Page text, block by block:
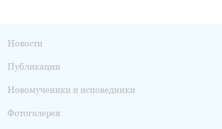
Новости
Публикации
Новомученики и исповедники
Фотогалерея